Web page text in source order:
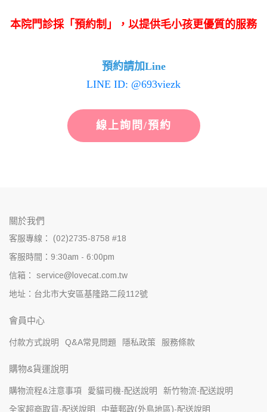
本院門診採「預約制」，以提供毛小孩更優質的服務
預約請加Line
LINE ID: @693viezk
線上詢問/預約
關於我們
客服專線： (02)2735-8758 #18
客服時間：9:30am - 6:00pm
信箱： service@lovecat.com.tw
地址：台北市大安區基隆路二段112號
會員中心
付款方式說明 Q&A常見問題 隱私政策 服務條款
購物&貨運說明
購物流程&注意事項 愛貓司機-配送說明
新竹物流-配送說明
全家超商取貨-配送說明
中華郵政(外島地區)-配送說明